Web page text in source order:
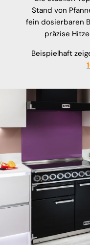
Stand von
fein dosierbaren
präzise
Beispielhaft